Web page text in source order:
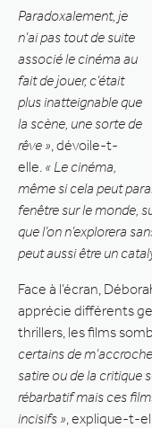
Paradoxalement, je
n’ai pas tout de suite
associé le cinéma au
fait de jouer, c’était
plus inatteignable que
la scène, une sorte de
rêve » , dévoile-t-
elle. « Le cinéma,
même si cela peut
fenêtre sur le monde,
que l’on n’explorera
peut aussi être un
Face à l’écran,
apprécie différents
thrillers, les films
certains de
satire ou de la critique
rébarbatif mais ces
incisifs » , explique-t-